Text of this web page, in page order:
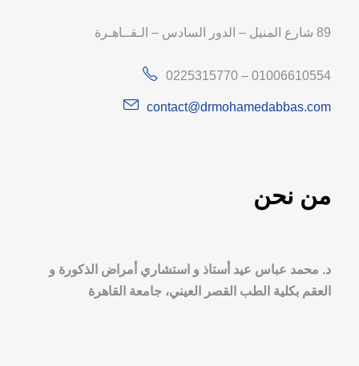
89 شارع المنيل – الدور السادس – الـقــاهـرة
0225315770 – 01006610554
contact@drmohamedabbas.com
من نحن
د. محمد عباس عيد أستاذ و استشاري أمراض الذكورة و
العقم بكلية الطب القصر العيني، جامعة القاهرة